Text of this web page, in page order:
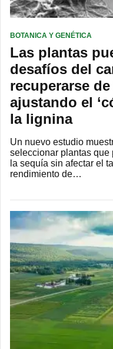
BOTANICA Y GENÉTICA
Las plantas
desafíos del
recuperarse
ajustando el
la lignina
Un nuevo estudio
seleccionar plantas que
la sequía sin afectar el
rendimiento de…